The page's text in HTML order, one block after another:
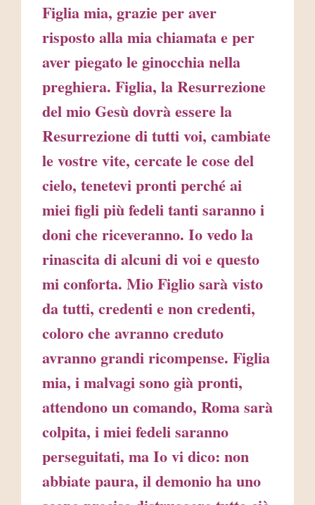
Figlia mia, grazie per aver
risposto alla mia chiamata e per
aver piegato le ginocchia nella
preghiera. Figlia, la Resurrezione
del mio Gesù dovrà essere la
Resurrezione di tutti voi, cambiate
le vostre vite, cercate le cose del
cielo, tenetevi pronti perché ai
miei figli più fedeli tanti saranno i
doni che riceveranno. Io vedo la
rinascita di alcuni di voi e questo
mi conforta. Mio Figlio sarà visto
da tutti, credenti e non credenti,
coloro che avranno creduto
avranno grandi ricompense. Figlia
mia, i malvagi sono già pronti,
attendono un comando, Roma sarà
colpita, i miei fedeli saranno
perseguitati, ma Io vi dico: non
abbiate paura, il demonio ha uno